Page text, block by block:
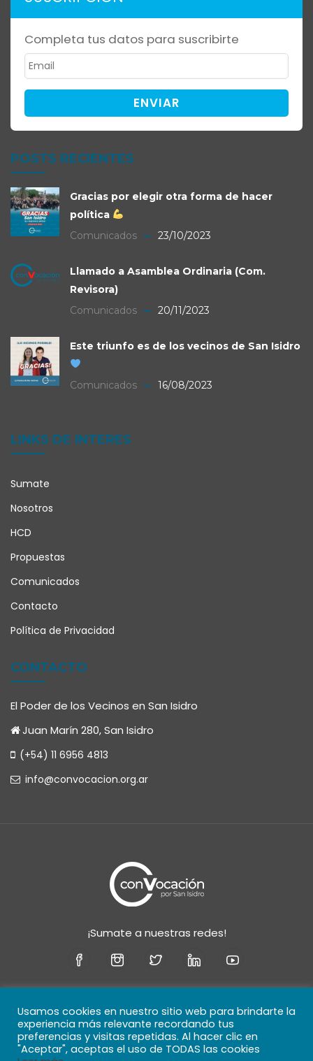
CONTACTO
El Poder de los Vecinos en San Isidro
Juan Marín 280, San Isidro
(+54) 11 6956 4813
info@convocacion.org.ar
LINKS DE INTERES
Sumate
Nosotros
HCD
Propuestas
Comunicados
Contacto
Política de Privacidad
POSTS RECIENTES
Gracias por elegir otra forma de hacer
política
Comunicados
23/10/2023
Llamado a Asamblea Ordinaria (Com.
Revisora)
Comunicados
20/11/2023
Este triunfo es de los vecinos de San Isidro
Comunicados 16/08/2023
Completa tus datos para suscribirte
ENVIAR
¡Sumate a nuestras redes!
Copyright © 2021 - Convocación por San Isidro - Todos
los derechos reservados. Desarrollado por
Usamos cookies en nuestro sitio web para brindarte la
experiencia más relevante recordando tus
preferencias y visitas repetidas. Al hacer clic en
"Aceptar", aceptas el uso de TODAS las cookies